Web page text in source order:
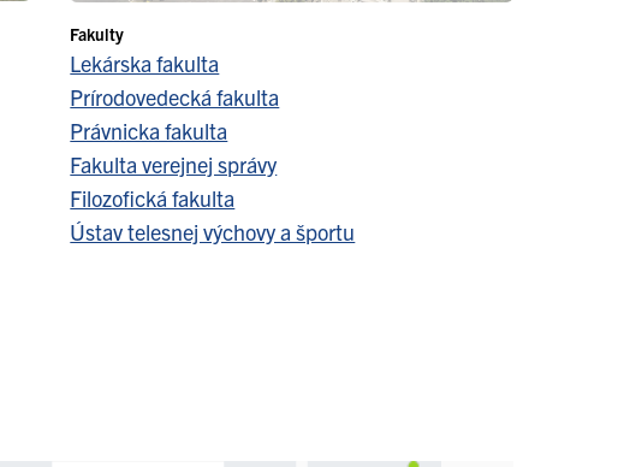
Fakulty
Lekárska fakulta
Prírodovedecká fakulta
Právnicka fakulta
Fakulta verejnej správy
Filozofická fakulta
Ústav telesnej výchovy a športu